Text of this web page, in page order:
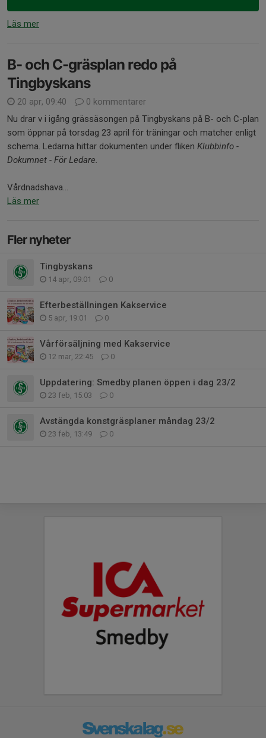
Läs mer
B- och C-gräsplan redo på
Tingbyskans
20 apr, 09:40
0 kommentarer
Nu drar v i igång grässäsongen på Tingbyskans på B- och C-plan
som öppnar på torsdag 23 april för träningar och matcher enligt
schema. Ledarna hittar dokumenten under fliken Klubbinfo -
Dokumnet - För Ledare.
Vårdnadshava...
Läs mer
Fler nyheter
Tingbyskans
14 apr, 09:01 0
Efterbeställningen Kakservice
5 apr, 19:01 0
Vårförsäljning med Kakservice
12 mar, 22:45 0
Uppdatering: Smedby planen öppen i dag 23/2
23 feb, 15:03 0
Avstängda konstgräsplaner måndag 23/2
23 feb, 13:49 0